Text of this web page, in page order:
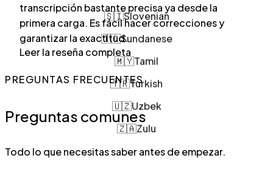
🇸🇮Slovenian
🇮🇩Sundanese
🇲🇾Tamil
🇹🇷Turkish
🇺🇿Uzbek
🇿🇦Zulu
transcripción bastante precisa ya desde la
primera carga. Es fácil hacer correcciones y
garantizar la exactitud.
Leer la reseña completa
PREGUNTAS FRECUENTES
Preguntas comunes
Todo lo que necesitas saber antes de empezar.